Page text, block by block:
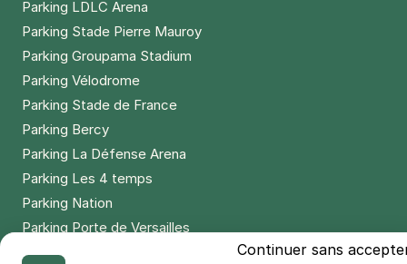
Parking LDLC Arena
Parking Stade Pierre Mauroy
Parking Groupama Stadium
Parking Vélodrome
Parking Stade de France
Parking Bercy
Parking La Défense Arena
Parking Les 4 temps
Parking Nation
Parking Porte de Versailles
Parking Lille Grand Palais
Continuer sans